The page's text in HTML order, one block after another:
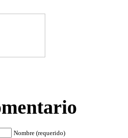
Nombre (requerido)